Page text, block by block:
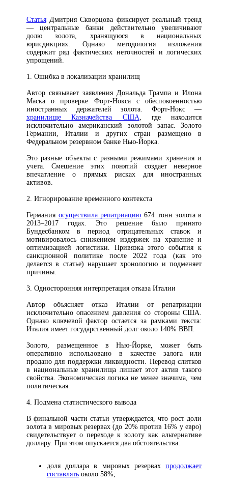
СтатьяДмитрия Скворцова фиксирует реальный тренд
— центральные банки действительно увеличивают
долю золота, хранящуюся в национальных
юрисдикциях. Однако методология изложения
содержит ряд фактических неточностей и логических
упрощений.
1. Ошибка в локализации хранилищ
Автор связывает заявления Дональда Трампа и Илона
Маска о проверке Форт-Нокса с обеспокоенностью
иностранных держателей золота. Форт-Нокс —
хранилище Казначейства США , где находится
исключительно американский золотой запас. Золото
Германии, Италии и других стран размещено в
Федеральном резервном банке Нью-Йорка.
Это разные объекты с разными режимами хранения и
учета. Смешение этих понятий создает неверное
впечатление о прямых рисках для иностранных
активов.
2. Игнорирование временного контекста
Германия осуществила репатриацию 674 тонн золота в
2013–2017 годах. Это решение было принято
Бундесбанком в период отрицательных ставок и
мотивировалось снижением издержек на хранение и
оптимизацией логистики. Привязка этого события к
санкционной политике после 2022 года (как это
делается в статье) нарушает хронологию и подменяет
причины.
3. Односторонняя интерпретация отказа Италии
Автор объясняет отказ Италии от репатриации
исключительно опасением давления со стороны США.
Однако ключевой фактор остается за рамками текста:
Италия имеет государственный долг около 140% ВВП.
Золото, размещенное в Нью-Йорке, может быть
оперативно использовано в качестве залога или
продано для поддержки ликвидности. Перевод слитков
в национальные хранилища лишает этот актив такого
свойства. Экономическая логика не менее значима, чем
политическая.
4. Подмена статистического вывода
В финальной части статьи утверждается, что рост доли
золота в мировых резервах (до 20% против 16% у евро)
свидетельствует о переходе к золоту как альтернативе
доллару. При этом опускается два обстоятельства:
доля доллара в мировых резервахпродолжает
составлятьоколо 58%;